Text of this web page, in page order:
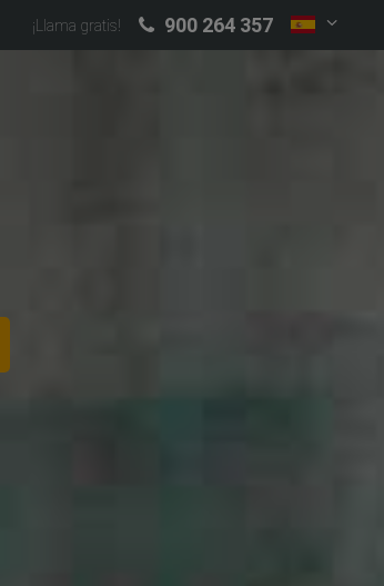
¡Llama gratis! 900 264 357